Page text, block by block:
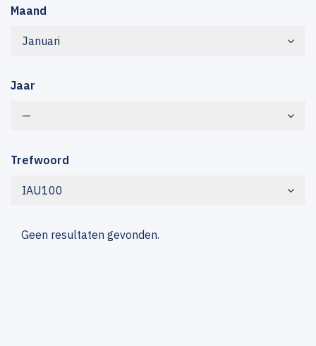
Maand
Januari
Jaar
—
Trefwoord
IAU100
Geen resultaten gevonden.